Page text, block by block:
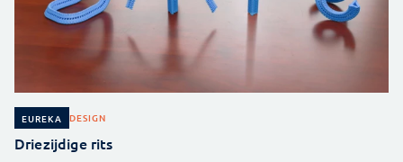
EUREKA DESIGN
Driezijdige rits